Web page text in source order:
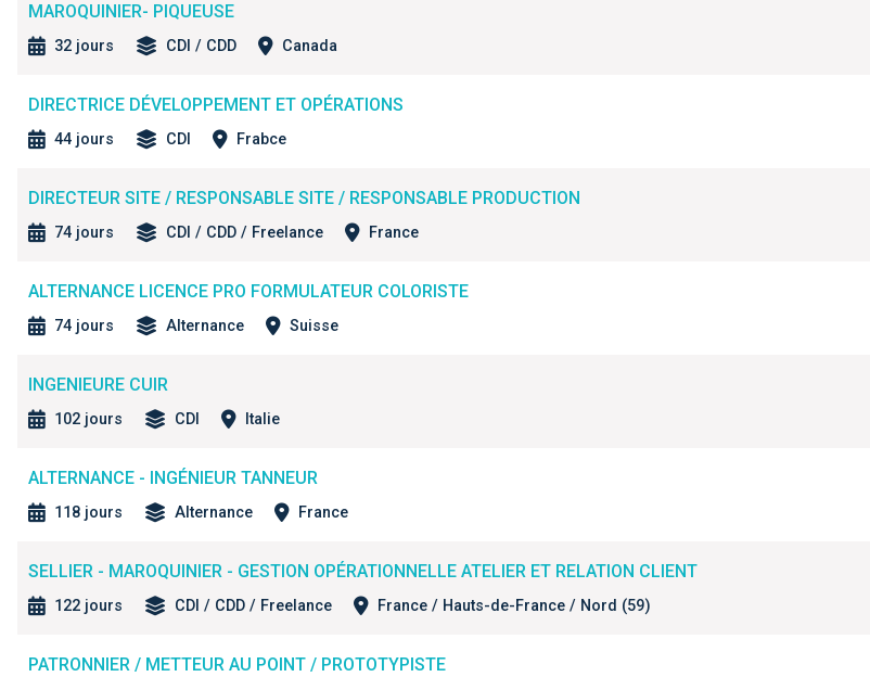
MAROQUINIER- PIQUEUSE
32 jours CDI / CDD Canada
DIRECTRICE DÉVELOPPEMENT ET OPÉRATIONS
44 jours CDI Frabce
DIRECTEUR SITE / RESPONSABLE SITE / RESPONSABLE PRODUCTION
74 jours CDI / CDD / Freelance France
ALTERNANCE LICENCE PRO FORMULATEUR COLORISTE
74 jours Alternance Suisse
INGENIEURE CUIR
102 jours CDI Italie
ALTERNANCE - INGÉNIEUR TANNEUR
118 jours Alternance France
SELLIER - MAROQUINIER - GESTION OPÉRATIONNELLE ATELIER ET RELATION CLIENT
122 jours CDI / CDD / Freelance France / Hauts-de-France / Nord (59)
PATRONNIER / METTEUR AU POINT / PROTOTYPISTE